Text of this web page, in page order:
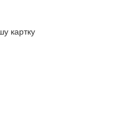
картку